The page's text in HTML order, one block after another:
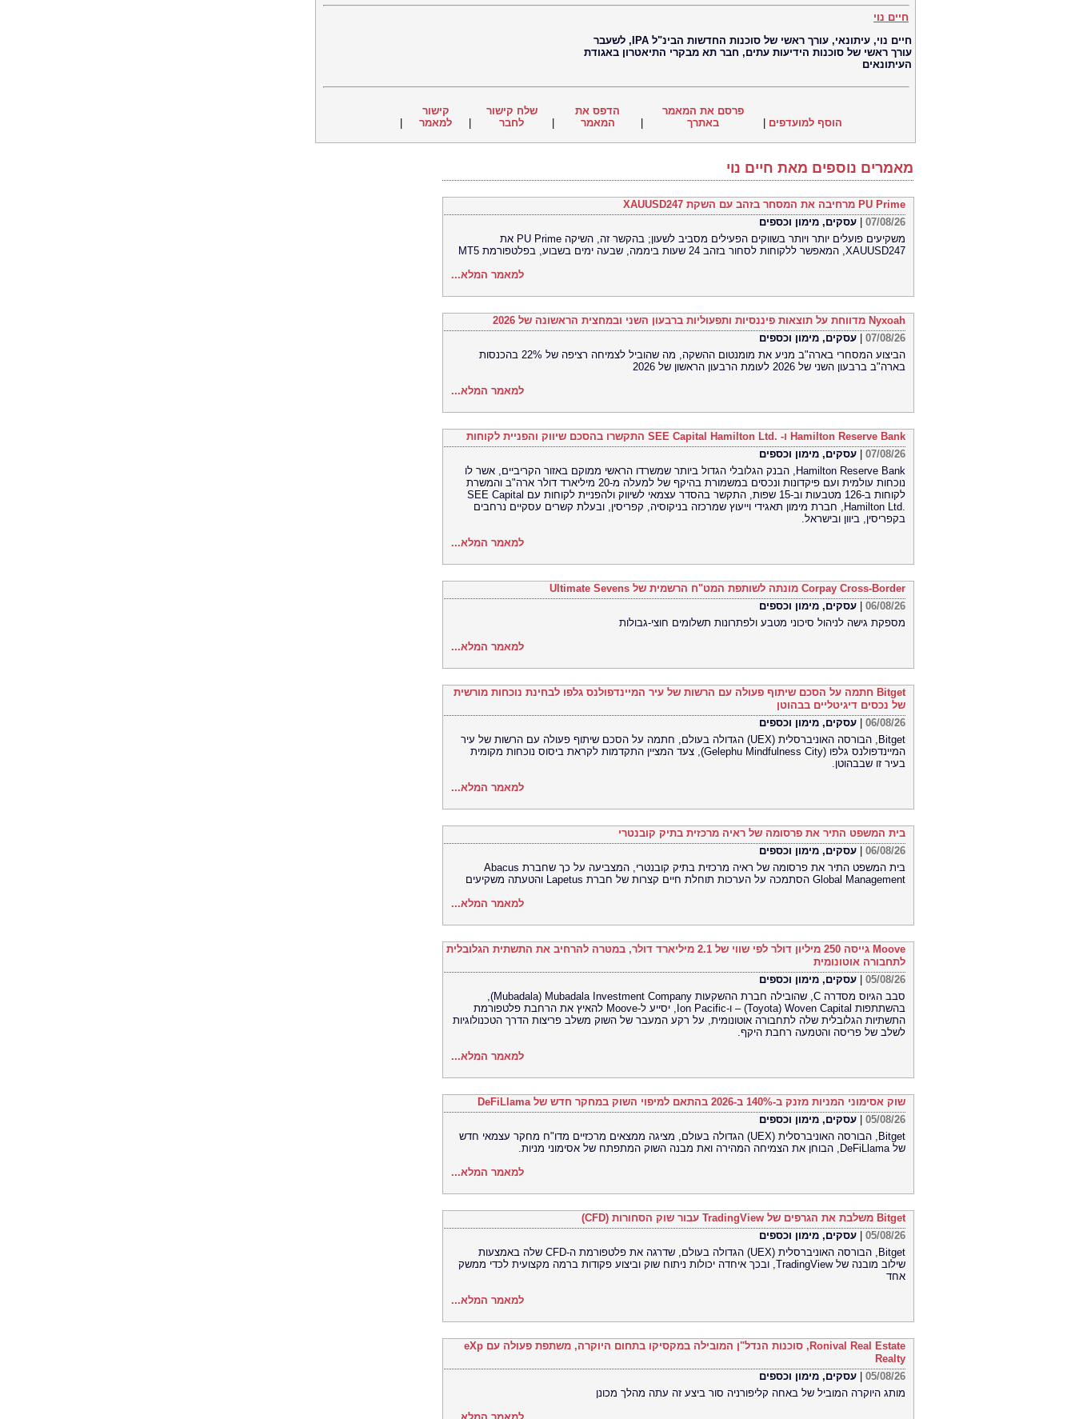
חיים נוי
חיים נוי, עיתונאי, עורך ראשי של סוכנות החדשות הבינ"ל IPA, לשעבר
עורך ראשי של סוכנות הידיעות עתים, חבר תא מבקרי התיאטרון באגודת
העיתונאים
הוסף למועדפים
פרסם את המאמר
באתרך
הדפס את
המאמר
שלח קישור
לחבר
קישור
למאמר
מאמרים נוספים מאת חיים נוי
PU Prime מרחיבה את המסחר בזהב עם השקת XAUUSD247
07/08/26
עסקים, מימון וכספים
משקיעים פועלים יותר ויותר בשווקים הפעילים מסביב לשעון; בהקשר זה, השיקה PU Prime את
XAUUSD247, המאפשר ללקוחות לסחור בזהב 24 שעות ביממה, שבעה ימים בשבוע, בפלטפורמת MT5
למאמר המלא...
Nyxoah מדווחת על תוצאות פיננסיות ותפעוליות ברבעון השני ובמחצית הראשונה של 2026
07/08/26
עסקים, מימון וכספים
הביצוע המסחרי בארה"ב מניע את מומנטום ההשקה, מה שהוביל לצמיחה רציפה של 22% בהכנסות
בארה"ב ברבעון השני של 2026 לעומת הרבעון הראשון של 2026
למאמר המלא...
Hamilton Reserve Bank ו- SEE Capital Hamilton Ltd.‎ התקשרו בהסכם שיווק והפניית לקוחות
07/08/26
עסקים, מימון וכספים
Hamilton Reserve Bank, הבנק הגלובלי הגדול ביותר שמשרדו הראשי ממוקם באזור הקריביים, אשר לו
נוכחות עולמית ועם פיקדונות ונכסים במשמורת בהיקף של למעלה מ-20 מיליארד דולר ארה"ב והמשרת
לקוחות ב-126 מטבעות וב-15 שפות, התקשר בהסדר עצמאי לשיווק ולהפניית לקוחות עם SEE Capital
Hamilton Ltd.‎, חברת מימון תאגידי וייעוץ שמרכזה בניקוסיה, קפריסין, ובעלת קשרים עסקיים נרחבים
בקפריסין, ביוון ובישראל.
למאמר המלא...
Corpay Cross-Border מונתה לשותפת המט"ח הרשמית של Ultimate Sevens
06/08/26
עסקים, מימון וכספים
מספקת גישה לניהול סיכוני מטבע ולפתרונות תשלומים חוצי-גבולות
למאמר המלא...
Bitget חתמה על הסכם שיתוף פעולה עם הרשות של עיר המיינדפולנס גלפו לבחינת נוכחות מורשית
של נכסים דיגיטליים בבהוטן
06/08/26
עסקים, מימון וכספים
Bitget, הבורסה האוניברסלית (UEX) הגדולה בעולם, חתמה על הסכם שיתוף פעולה עם הרשות של עיר
המיינדפולנס גלפו (Gelephu Mindfulness City), צעד המציין התקדמות לקראת ביסוס נוכחות מקומית
בעיר זו שבבהוטן.
למאמר המלא...
בית המשפט התיר את פרסומה של ראיה מרכזית בתיק קובנטרי
06/08/26
עסקים, מימון וכספים
בית המשפט התיר את פרסומה של ראיה מרכזית בתיק קובנטרי, המצביעה על כך שחברת Abacus
Global Management הסתמכה על הערכות תוחלת חיים קצרות של חברת Lapetus והטעתה משקיעים
למאמר המלא...
Moove גייסה 250 מיליון דולר לפי שווי של 2.1 מיליארד דולר, במטרה להרחיב את התשתית הגלובלית
לתחבורה אוטונומית
05/08/26
עסקים, מימון וכספים
סבב הגיוס מסדרה C, שהובילה חברת ההשקעות Mubadala Investment Company ‏(Mubadala),
בהשתתפות Woven Capital‏ (Toyota) – ו-Ion Pacific, יסייע ל-Moove להאיץ את הרחבת פלטפורמת
התשתיות הגלובלית שלה לתחבורה אוטונומית, על רקע המעבר של השוק משלב פריצות הדרך הטכנולוגיות
לשלב של פריסה והטמעה רחבת היקף.
למאמר המלא...
שוק אסימוני המניות מזנק ב-140% ב-2026 בהתאם למיפוי השוק במחקר חדש של DeFiLlama
05/08/26
עסקים, מימון וכספים
Bitget, הבורסה האוניברסלית (UEX) הגדולה בעולם, מציגה ממצאים מרכזיים מדו"ח מחקר עצמאי חדש
של DeFiLlama, הבוחן את הצמיחה המהירה ואת מבנה השוק המתפתח של אסימוני מניות.
למאמר המלא...
Bitget משלבת את הגרפים של TradingView עבור שוק הסחורות (CFD)
05/08/26
עסקים, מימון וכספים
Bitget, הבורסה האוניברסלית (UEX) הגדולה בעולם, שדרגה את פלטפורמת ה-CFD שלה באמצעות
שילוב מובנה של TradingView, ובכך איחדה יכולות ניתוח שוק וביצוע פקודות ברמה מקצועית לכדי ממשק
אחד
למאמר המלא...
Ronival Real Estate, סוכנות הנדל"ן המובילה במקסיקו בתחום היוקרה, משתפת פעולה עם eXp
Realty
05/08/26
עסקים, מימון וכספים
מותג היוקרה המוביל של באחה קליפורניה סור ביצע זה עתה מהלך מכונן